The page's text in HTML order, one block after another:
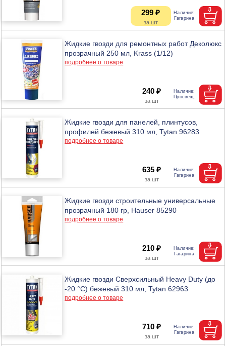
299 ₽
Жидкие гвозди для ремонтных работ Деколюкс
прозрачный 250 мл, Krass (1/12)
подробнее о товаре
240 ₽
Жидкие гвозди для панелей, плинтусов,
профилей бежевый 310 мл, Tytan 96283
подробнее о товаре
635 ₽
Жидкие гвозди строительные универсальные
прозрачный 180 гр, Hauser 85290
подробнее о товаре
210 ₽
Жидкие гвозди Сверхсильный Heavy Duty (до
-20 °C) бежевый 310 мл, Tytan 62963
подробнее о товаре
710 ₽